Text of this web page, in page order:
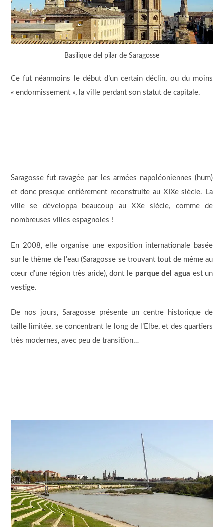
Basilique del pilar de Saragosse
Ce fut néanmoins le début d’un certain déclin, ou du moins
« endormissement », la ville perdant son statut de capitale.
Saragosse fut ravagée par les armées napoléoniennes (hum)
et donc presque entièrement reconstruite au XIXe siècle. La
ville se développa beaucoup au XXe siècle, comme de
nombreuses villes espagnoles !
En 2008, elle organise une exposition internationale basée
sur le thème de l’eau (Saragosse se trouvant tout de même au
cœur d’une région très aride), dont le parque del agua est un
vestige.
De nos jours, Saragosse présente un centre historique de
taille limitée, se concentrant le long de l’Elbe, et des quartiers
très modernes, avec peu de transition…